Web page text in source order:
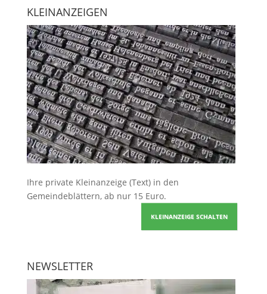
KLEINANZEIGEN
Ihre private Kleinanzeige (Text) in den
Gemeindeblättern, ab nur 15 Euro.
KLEINANZEIGE SCHALTEN
NEWSLETTER